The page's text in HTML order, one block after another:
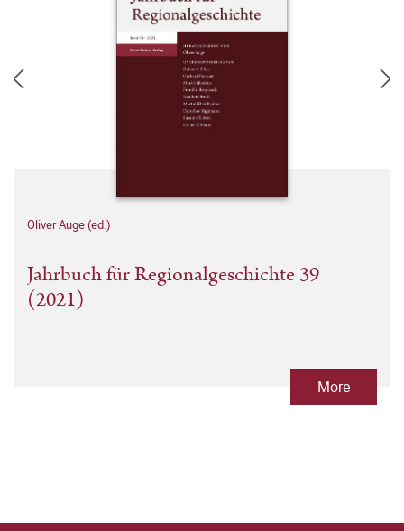
Oliver Auge (ed.)
Jahrbuch für Regionalgeschichte 39
(2021)
More